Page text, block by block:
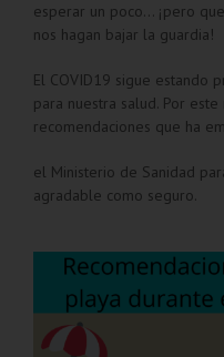
esperar un poco… ¡pero
nos hagan bajar la guardia!
El COVID19 sigue estando
para nuestra salud. Por
recomendaciones que ha
el Ministerio de Sanidad
agradable como seguro.